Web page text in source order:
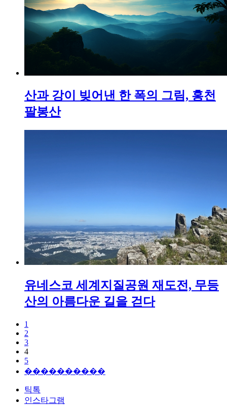
산과 강이 빚어낸 한 폭의 그림, 홍천
팔봉산
유네스코 세계지질공원 재도전, 무등
산의 아름다운 길을 걷다
1
2
3
4
5
����������
틱톡
인스타그램